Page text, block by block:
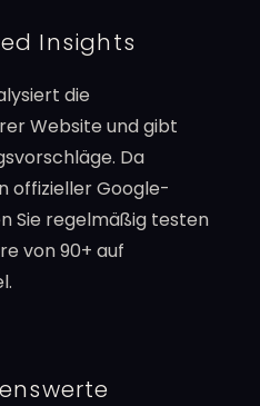
Insights
die
Website und gibt
Da
offizieller Google-
Sie regelmäßig testen
von 90+ auf